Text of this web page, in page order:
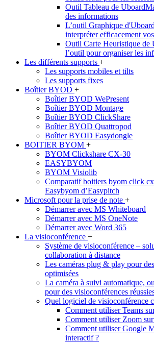
Outil Tableau de
des informations
L’outil Graphique
interpréter efficacement
Outil Carte Heuristique de
l’outil pour organiser les
Les différents supports +
Les supports mobiles et tilts
Les supports fixes
Boîtier BYOD +
Boîtier BYOD WePresent
Boîtier BYOD Montage
Boîtier BYOD ClickShare
Boîtier BYOD Quattropod
Boîtier BYOD Easydongle
BOITIER BYOM +
BYOM Clickshare CX-30
EASYBYOM
BYOM Visiolib
Comparatif boitiers byom click
Easybyom d’Easypitch
Microsoft pour la prise de note +
Démarrer avec MS Whiteboard
Démarrer avec MS OneNote
Démarrer avec Word 365
La visioconférence +
Système de visioconférence –
collaboration à distance
Les caméras plug & play pour
optimisées
La caméra à suivi automatique,
pour des visioconférences
Quel logiciel de visioconférence
Comment utiliser Teams
Comment utiliser Zoom
Comment utiliser Google
interactif ?